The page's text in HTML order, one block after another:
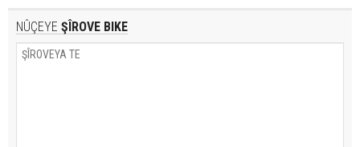
NÛÇEYE ŞÎROVE BIKE